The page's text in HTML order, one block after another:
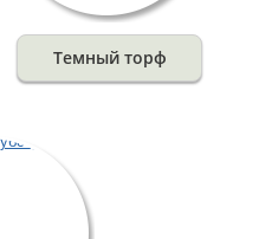
Темный торф